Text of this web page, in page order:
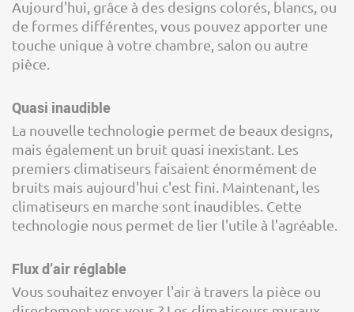
Aujourd'hui, grâce à des designs colorés, blancs, ou
de formes différentes, vous pouvez apporter une
touche unique à votre chambre, salon ou autre
pièce.
Quasi inaudible
La nouvelle technologie permet de beaux designs,
mais également un bruit quasi inexistant. Les
premiers climatiseurs faisaient énormément de
bruits mais aujourd'hui c'est fini. Maintenant, les
climatiseurs en marche sont inaudibles. Cette
technologie nous permet de lier l'utile à l'agréable.
Flux d’air réglable
Vous souhaitez envoyer l'air à travers la pièce ou